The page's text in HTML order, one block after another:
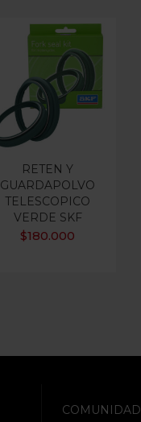
RETEN Y
GUARDAPOLVO
TELESCOPICO
VERDE SKF
$180.000
COMUNIDAD